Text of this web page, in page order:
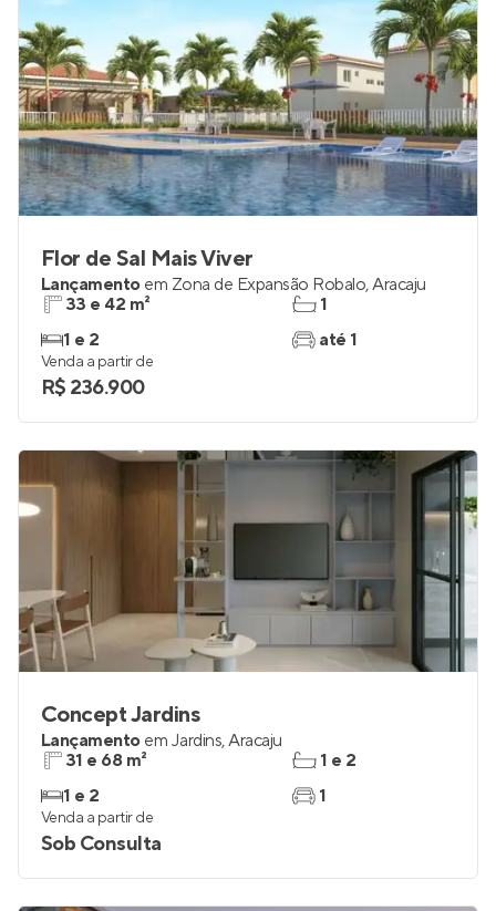
Flor de Sal Mais Viver
Lançamento em Zona de Expansão Robalo,Aracaju
33 e 42 m²
1 e 2
1
até 1
Venda a partir de
R$ 236.900
Concept Jardins
Lançamento em Jardins,Aracaju
31 e 68 m²
1 e 2
1 e 2
1
Venda a partir de
Sob Consulta